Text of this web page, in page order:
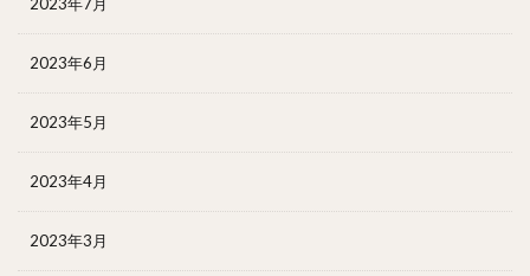
2023年6月
2023年5月
2023年4月
2023年3月